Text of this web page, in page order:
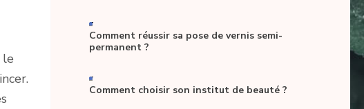
le
-
Comment réussir sa pose de vernis semi-
permanent ?
-
Comment choisir son institut de beauté ?